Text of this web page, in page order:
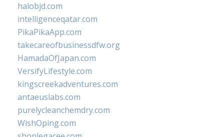
halobjd.com
intelligenceqatar.com
PikaPikaApp.com
takecareofbusinessdfw.org
HamadaOfJapan.com
VersifyLifestyle.com
kingscreekadventures.com
antaeuslabs.com
purelycleanchemdry.com
WishOping.com